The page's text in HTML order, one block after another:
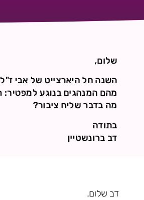
שלום,
השנה חל היארצייט של אבי
מהם המנהגים בנוגע
מה בדבר שליח ציבור?
בתודה
דב ברונשטיין
דב שלום.